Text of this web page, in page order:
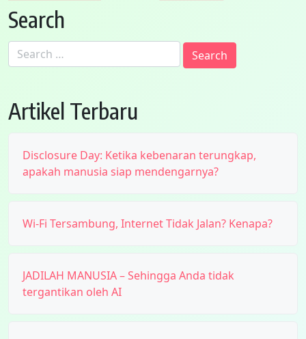
navigation
Search
Search
for:
Artikel Terbaru
Disclosure Day: Ketika kebenaran terungkap,
apakah manusia siap mendengarnya?
Wi-Fi Tersambung, Internet Tidak Jalan? Kenapa?
JADILAH MANUSIA – Sehingga Anda tidak
tergantikan oleh AI